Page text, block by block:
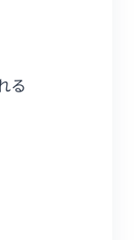
る